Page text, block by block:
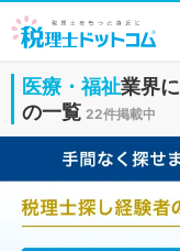
医療・福祉業界
の一覧 22件掲載中